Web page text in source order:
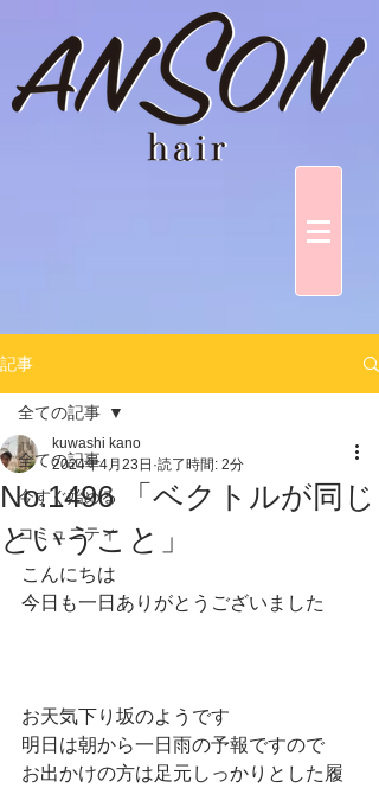
記事
全ての記事
今すぐ始める
コミュニティ
全ての記事
No.1496 「ベクトルが同じ
ということ」
kuwashi kano
2024年4月23日 読了時間: 2分
こんにちは
今日も一日ありがとうございました
お天気下り坂のようです
明日は朝から一日雨の予報ですので
お出かけの方は足元しっかりとした履